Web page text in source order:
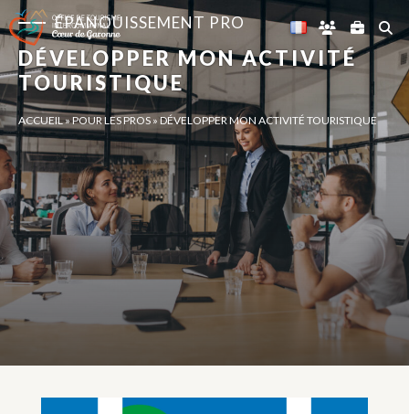
DÉVELOPPER MON ACTIVITÉ
TOURISTIQUE
ÉPANOUISSEMENT PRO
ACCUEIL»POUR LES PROS » DÉVELOPPER MON ACTIVITÉ TOURISTIQUE
Panneau de gestion des cookies